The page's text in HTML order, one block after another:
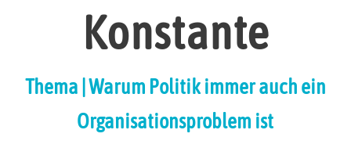
Konstante
Thema | Warum Politik immer auch ein
Organisationsproblem ist